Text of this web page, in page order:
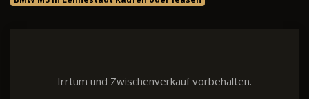
Irrtum und Zwischenverkauf vorbehalten.